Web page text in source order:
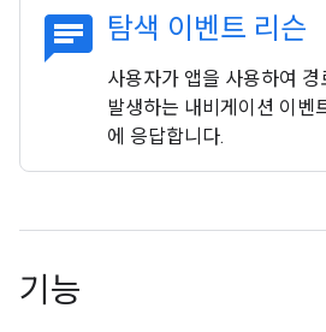
chat 탐색 이벤트 리슨
사용자가 앱을 사용하여 경
발생하는 내비게이션 이벤
에 응답합니다.
기능